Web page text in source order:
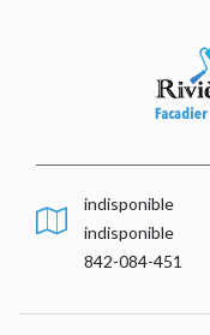
indisponible
indisponible
842-084-451